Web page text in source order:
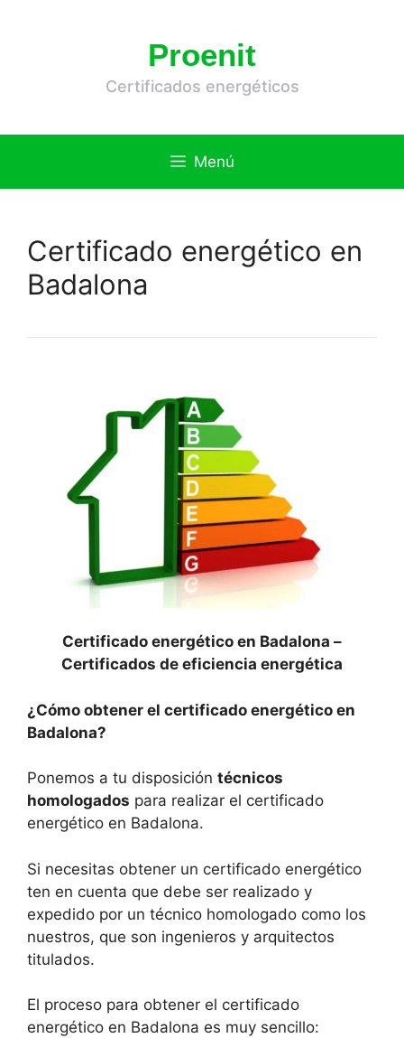
Proenit
Certificados energéticos
Menú
Certificado energético en
Badalona
Certificado energético en Badalona –
Certificados de eficiencia energética
¿Cómo obtener el certificado energético en
Badalona?
Ponemos a tu disposición técnicos
homologados para realizar el certificado
energético en Badalona.
Si necesitas obtener un certificado energético
ten en cuenta que debe ser realizado y
expedido por un técnico homologado como los
nuestros, que son ingenieros y arquitectos
titulados.
El proceso para obtener el certificado
energético en Badalona es muy sencillo: